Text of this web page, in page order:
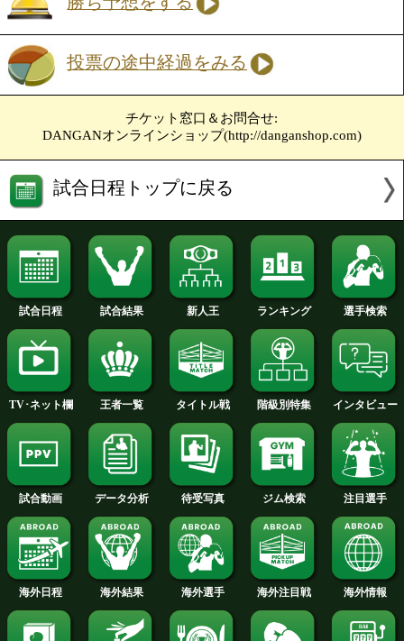
竹達 勝之(セレス)
試合動画を見る
勝ち予想をする
投票の途中経過をみる
しゅんくん寺西(青木)
VS
丸谷 雄亮(高崎)
試合動画を見る
勝ち予想をする